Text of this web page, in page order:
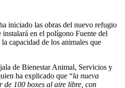
iniciado las obras del nuevo refugio
en el polígono Fuente del
capacidad de los animales que
de Bienestar Animal, Servicios y
ha explicado que “la nueva
100 boxes al aire libre, con